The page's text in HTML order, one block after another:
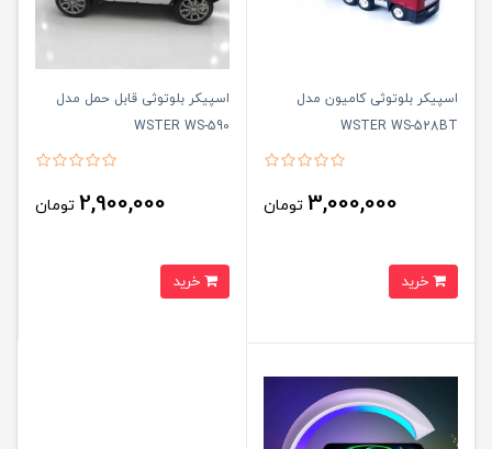
اسپیکر بلوتوثی کامیون مدل
WSTER WS-528BT
3,000,000 تومان
اسپیکر بلوتوثی قابل حمل مدل
WSTER WS-590
2,900,000 تومان